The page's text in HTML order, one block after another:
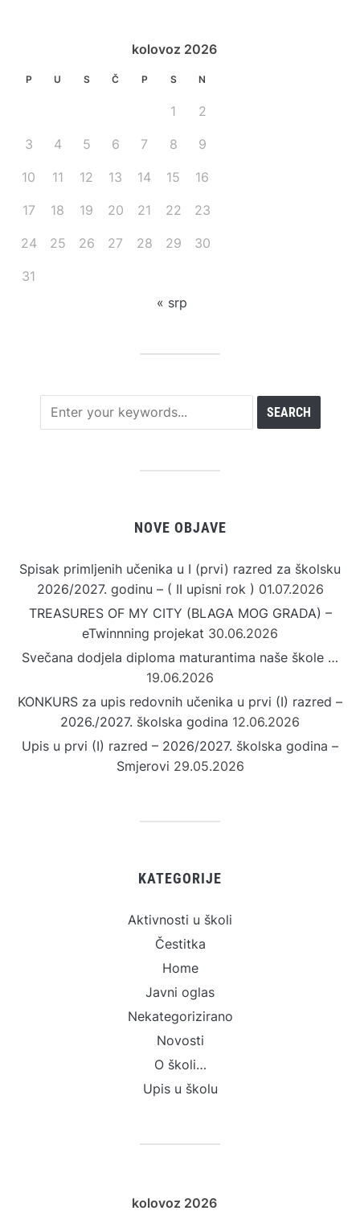
kolovoz 2026
P U S Č P S N
1 2
3 4 5 6 7 8 9
10 11 12 13 14 15 16
17 18 19 20 21 22 23
24 25 26 27 28 29 30
31
« srp
NOVE OBJAVE
Spisak primljenih učenika u I (prvi) razred za školsku
2026/2027. godinu – ( II upisni rok ) 01.07.2026
TREASURES OF MY CITY (BLAGA MOG GRADA) –
eTwinnning projekat 30.06.2026
Svečana dodjela diploma maturantima naše škole …
19.06.2026
KONKURS za upis redovnih učenika u prvi (I) razred –
2026./2027. školska godina 12.06.2026
Upis u prvi (I) razred – 2026/2027. školska godina –
Smjerovi 29.05.2026
KATEGORIJE
Aktivnosti u školi
Čestitka
Home
Javni oglas
Nekategorizirano
Novosti
O školi…
Upis u školu
kolovoz 2026